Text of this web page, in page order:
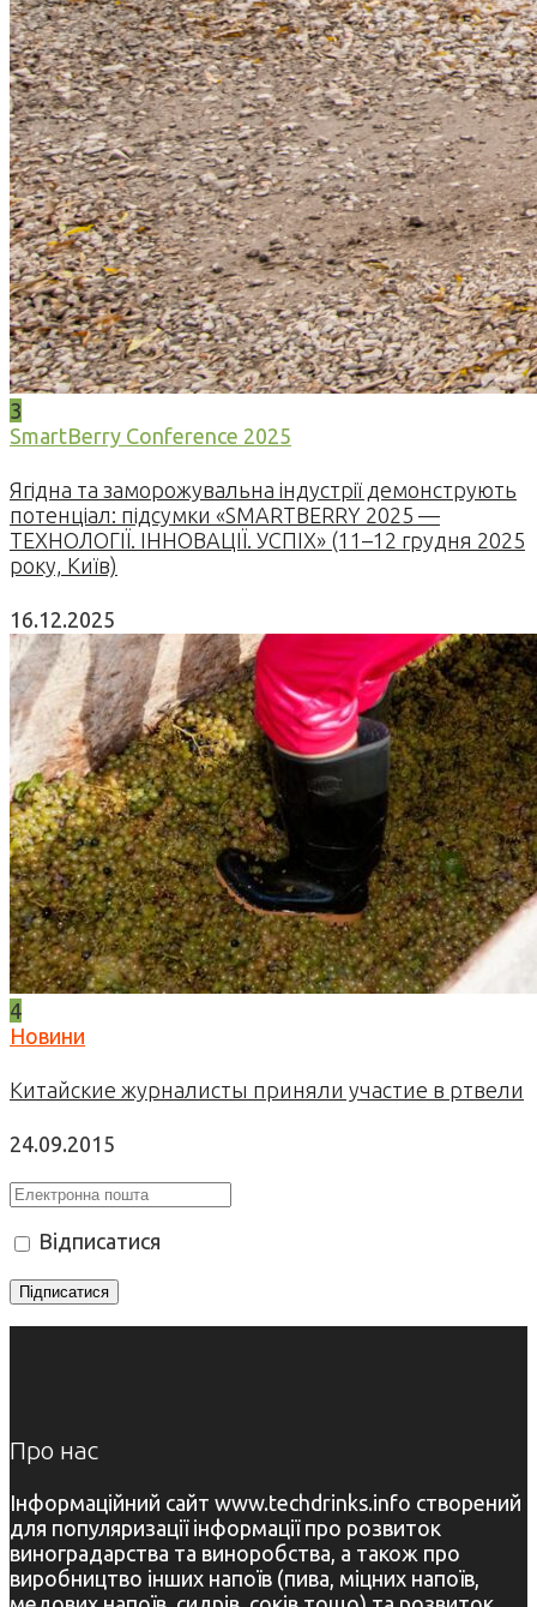
3
SmartBerry Conference 2025
Ягідна та заморожувальна індустрії демонструють
потенціал: підсумки «SMARTBERRY 2025 —
ТЕХНОЛОГІЇ. ІННОВАЦІЇ. УСПІХ» (11–12 грудня 2025
року, Київ)
16.12.2025
4
Новини
Китайские журналисты приняли участие в ртвели
24.09.2015
Відписатися
Про нас
Інформаційний сайт www.techdrinks.info створений
для популяризації інформації про розвиток
виноградарства та виноробства, а також про
виробництво інших напоїв (пива, міцних напоїв,